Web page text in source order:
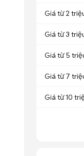
Giá từ 2
Giá từ 3
Giá từ 5
Giá từ 7
Giá từ 10